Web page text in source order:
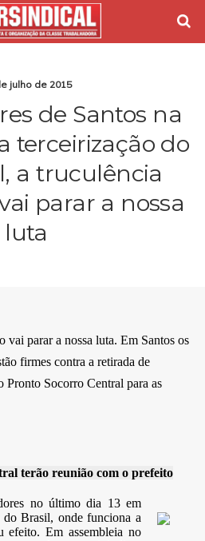
julho de 2015
de Santos na
terceirização do
a truculência
parar a nossa
luta
vai parar a nossa luta. Em Santos os
firmes contra a retirada de
Pronto Socorro Central para as
terão reunião com o prefeito
no último dia 13 em
Brasil, onde funciona a
efeito. Em assembleia no